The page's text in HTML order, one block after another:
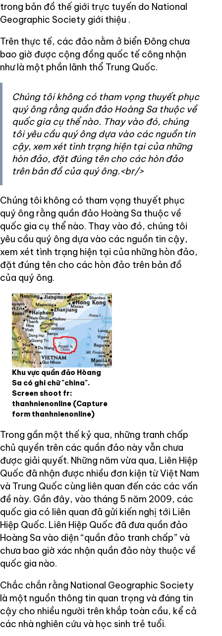
trong bản đồ thế giới trực tuyến do National
Geographic Society giới thiệu .
Trên thực tế, các đảo nằm ở biển Đông chưa
bao giờ được cộng đồng quốc tế công nhận
như là một phần lãnh thổ Trung Quốc.
Chúng tôi không có tham vọng thuyết phục
quý ông rằng quần đảo Hoàng Sa thuộc về
quốc gia cụ thể nào. Thay vào đó, chúng
tôi yêu cầu quý ông dựa vào các nguồn tin
cậy, xem xét tình trạng hiện tại của những
hòn đảo, đặt đúng tên cho các hòn đảo
trên bản đồ của quý ông.<br/>
Chúng tôi không có tham vọng thuyết phục
quý ông rằng quần đảo Hoàng Sa thuộc về
quốc gia cụ thể nào. Thay vào đó, chúng tôi
yêu cầu quý ông dựa vào các nguồn tin cậy,
xem xét tình trạng hiện tại của những hòn đảo,
đặt đúng tên cho các hòn đảo trên bản đồ
của quý ông.
Khu vực quần đảo Hòang
Sa có ghi chữ "china".
Screen shoot fr:
thanhnienonline (Capture
form thanhnienonline)
Trong gần một thế kỷ qua, những tranh chấp
chủ quyền trên các quần đảo này vẫn chưa
được giải quyết. Những năm vừa qua, Liên Hiệp
Quốc đã nhận được nhiều đơn kiện từ Việt Nam
và Trung Quốc cùng liên quan đến các các vấn
đề này. Gần đây, vào tháng 5 năm 2009, các
quốc gia có liên quan đã gửi kiến nghị tới Liên
Hiệp Quốc. Liên Hiệp Quốc đã đưa quần đảo
Hoàng Sa vào diện “quần đảo tranh chấp” và
chưa bao giờ xác nhận quần đảo này thuộc về
quốc gia nào.
Chắc chắn rằng National Geographic Society
là một nguồn thông tin quan trọng và đáng tin
cậy cho nhiều người trên khắp toàn cầu, kể cả
các nhà nghiên cứu và học sinh trẻ tuổi.